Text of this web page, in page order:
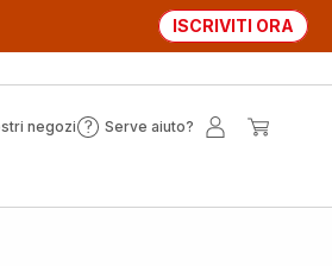
ISCRIVITI ORA
negozi Serve aiuto?
Serve